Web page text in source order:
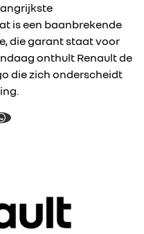
is een baanbrekende
die garant staat voor
onthult Renault de
die zich onderscheidt